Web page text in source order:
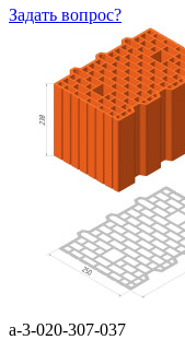
Задать вопрос?
a-3-020-307-037